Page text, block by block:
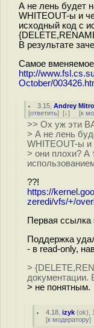
А не лень будет
WHITEOUT-ы и
исходный код с
В результате
Самое
http://
October/
3.15 ,Andrey
[ответить] [↓] [к
>> Ох уж эти
> А не лень
WHITEOUT-ы и
> они плохи? А
??!
https://
zeredi/vfs/+/
Первая ссылка
Поддержка
- в read-only,
>
документации.
> не понятным.
4.18 ,izyk (ok),
[к модератору]